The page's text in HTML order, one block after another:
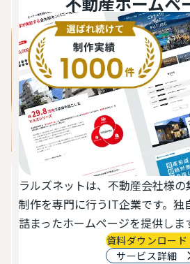
ラルズネットは、不動産会社様
制作を専門に行うIT企業です。独
詰まったホームページを提供しま
資料ダウンロード
サービス詳細